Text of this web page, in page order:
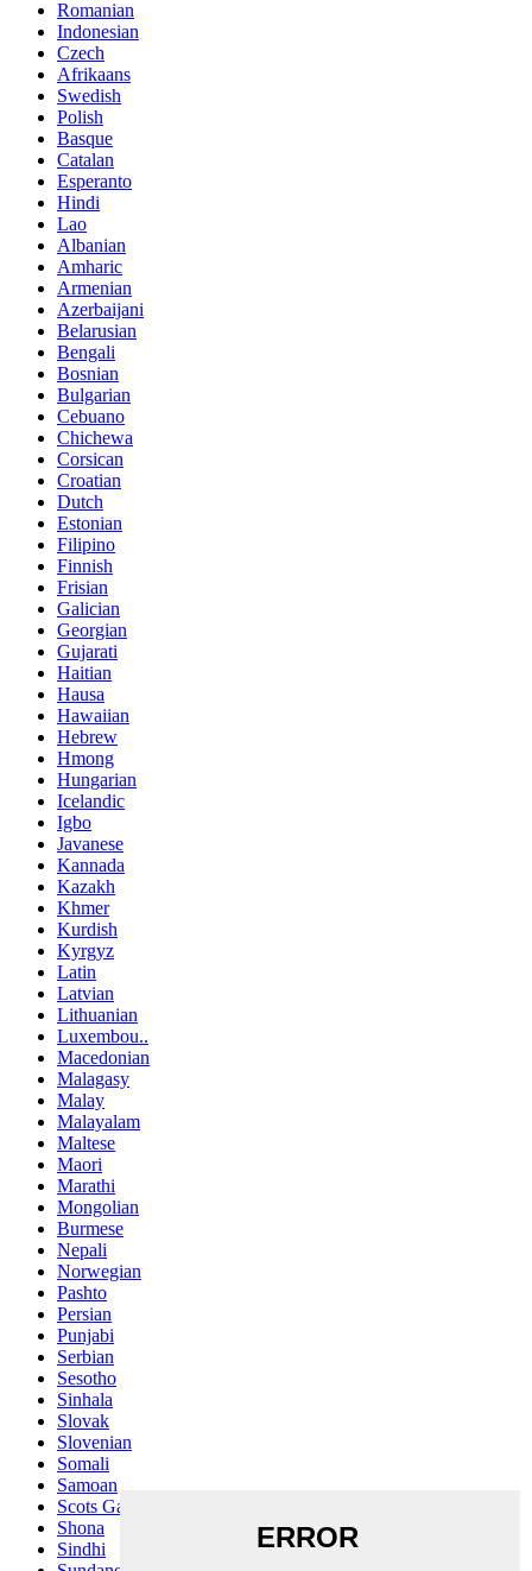
Romanian
Indonesian
Czech
Afrikaans
Swedish
Polish
Basque
Catalan
Esperanto
Hindi
Lao
Albanian
Amharic
Armenian
Azerbaijani
Belarusian
Bengali
Bosnian
Bulgarian
Cebuano
Chichewa
Corsican
Croatian
Dutch
Estonian
Filipino
Finnish
Frisian
Galician
Georgian
Gujarati
Haitian
Hausa
Hawaiian
Hebrew
Hmong
Hungarian
Icelandic
Igbo
Javanese
Kannada
Kazakh
Khmer
Kurdish
Kyrgyz
Latin
Latvian
Lithuanian
Luxembou..
Macedonian
Malagasy
Malay
Malayalam
Maltese
Maori
Marathi
Mongolian
Burmese
Nepali
Norwegian
Pashto
Persian
Punjabi
Serbian
Sesotho
Sinhala
Slovak
Slovenian
Somali
Samoan
Scots Gaelic
Shona
Sindhi